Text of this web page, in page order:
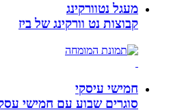
מעגל נטוורקינג
קבוצות נט וורקינג של ביז
חמישי עיסקי
סוגרים שבוע עם חמישי עסקי